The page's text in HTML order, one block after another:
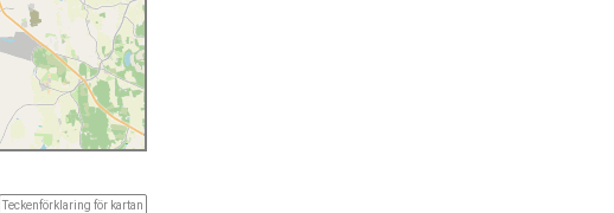
Teckenförklaring för kartan